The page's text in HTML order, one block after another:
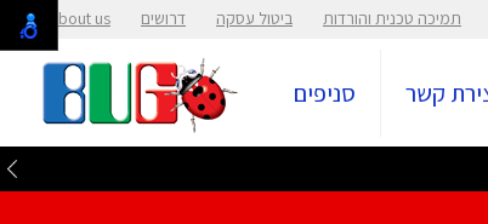
תמיכה טכנית והורדות ביטול עסקה דרושים About us
קשר סניפים